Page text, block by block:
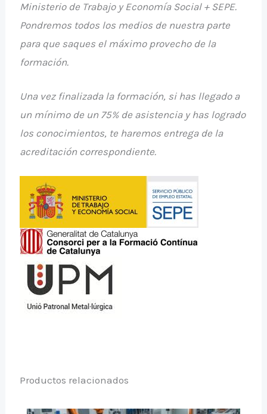
Ministerio de Trabajo y Economía Social + SEPE.
Pondremos todos los medios de nuestra parte
para que saques el máximo provecho de la
formación.
Una vez finalizada la formación, si has llegado a
un mínimo de un 75% de asistencia y has logrado
los conocimientos, te haremos entrega de la
acreditación correspondiente.
Productos relacionados